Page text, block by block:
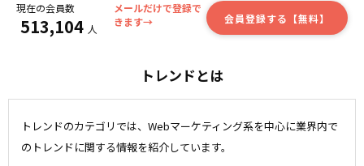
現在の会員数
513,104 人
メールだけで登録で
きます→
会員登録する【無料】
トレンドとは
トレンドのカテゴリでは、Webマーケティング系を中心に業界内で
のトレンドに関する情報を紹介しています。